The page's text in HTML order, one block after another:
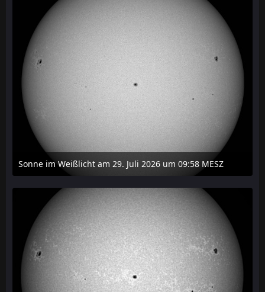
Sonne im Weißlicht am 29. Juli 2026 um 09:58 MESZ
31. Juli 2026 um 20:03